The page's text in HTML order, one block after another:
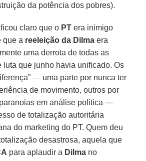
da potência dos pobres).
ficou claro que o PT era inimigo
que a reeleição da Dilma era
uma derrota de todas as
luta que junho havia unificado. Os
— uma parte por nunca ter
de movimento, outros por
em análise política —
de totalização autoritária
do marketing do PT. Quem deu
desastrosa, aquela que
para aplaudir a Dilma no